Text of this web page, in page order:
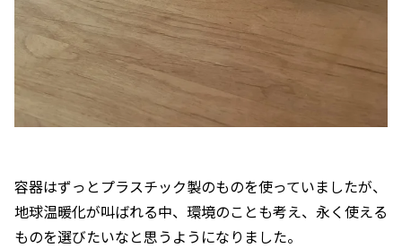
容器はずっとプラスチック製のものを使っていましたが、
地球温暖化が叫ばれる中、環境のことも考え、永く使える
ものを選びたいなと思うようになりました。